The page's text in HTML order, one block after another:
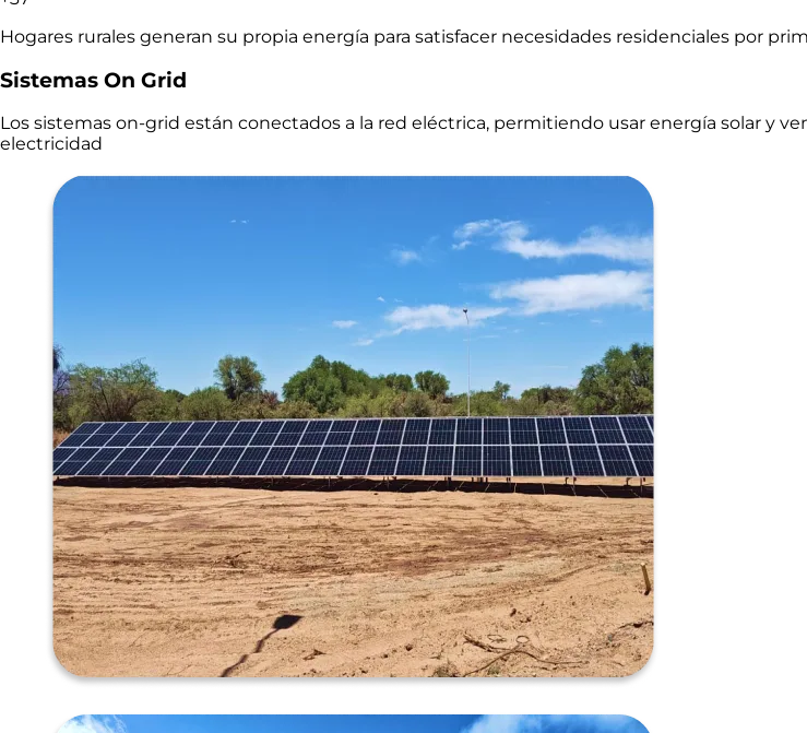
Hogares rurales generan su propia energía para satisfacer necesidades residenciales por
Sistemas On Grid
Los sistemas on-grid están conectados a la red eléctrica, permitiendo usar energía solar y
electricidad